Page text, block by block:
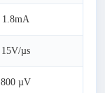
1.8mA
15V/µs
800 µV